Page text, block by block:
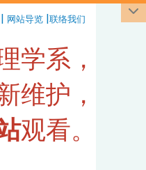
| 网站导览 |联络我们
学系，
维护，
观看。